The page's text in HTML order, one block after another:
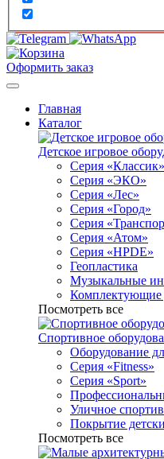
Оформить заказ
Главная
Каталог
Детское игровое
Серия «Классик»
Серия «ЭКО»
Серия «Лес»
Серия «Город»
Серия
Серия «Атом»
Серия «HPDE»
Геопластика
Музыкальные
Комплектующие
Посмотреть все
Спортивное
Оборудование
Серия «Fitness»
Серия «Sport»
Уличное
Покрытие
Посмотреть все